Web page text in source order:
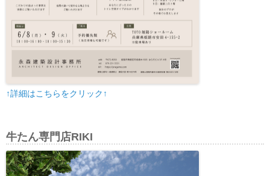
↑詳細はこちらをクリック↑
牛たん専門店RIKI